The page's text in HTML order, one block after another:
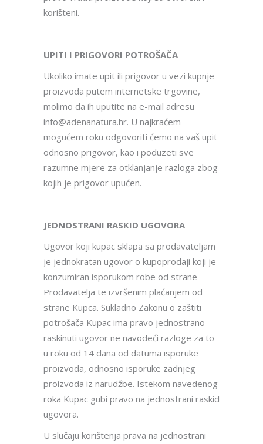
korišteni.
UPITI I PRIGOVORI POTROŠAČA
Ukoliko imate upit ili prigovor u vezi kupnje
proizvoda putem internetske trgovine,
molimo da ih uputite na e-mail adresu
info@adenanatura.hr. U najkraćem
mogućem roku odgovoriti ćemo na vaš upit
odnosno prigovor, kao i poduzeti sve
razumne mjere za otklanjanje razloga zbog
kojih je prigovor upućen.
JEDNOSTRANI RASKID UGOVORA
Ugovor koji kupac sklapa sa prodavateljam
je jednokratan ugovor o kupoprodaji koji je
konzumiran isporukom robe od strane
Prodavatelja te izvršenim plaćanjem od
strane Kupca. Sukladno Zakonu o zaštiti
potrošača Kupac ima pravo jednostrano
raskinuti ugovor ne navodeći razloge za to
u roku od 14 dana od datuma isporuke
proizvoda, odnosno isporuke zadnjeg
proizvoda iz narudžbe. Istekom navedenog
roka Kupac gubi pravo na jednostrani raskid
ugovora.
U slučaju korištenja prava na jednostrani